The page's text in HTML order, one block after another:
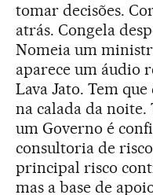
tomar decisões.
atrás. Congela
Nomeia um
aparece um áudio
Lava Jato. Tem
na calada da noite.
um Governo é
consultoria de
principal risco
mas a base de